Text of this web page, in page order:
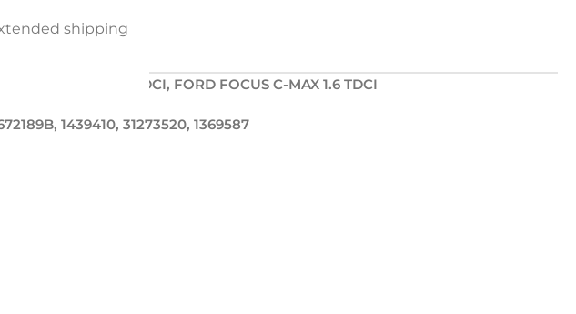
shipping
FORD FOCUS 1.6 TDCI, FORD FOCUS C-MAX 1.6 TDCI
1439410, 31273520, 1369587